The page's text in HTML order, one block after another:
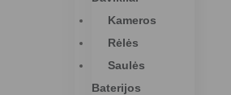
Kameros
Rėlės
Saulės
Baterijos